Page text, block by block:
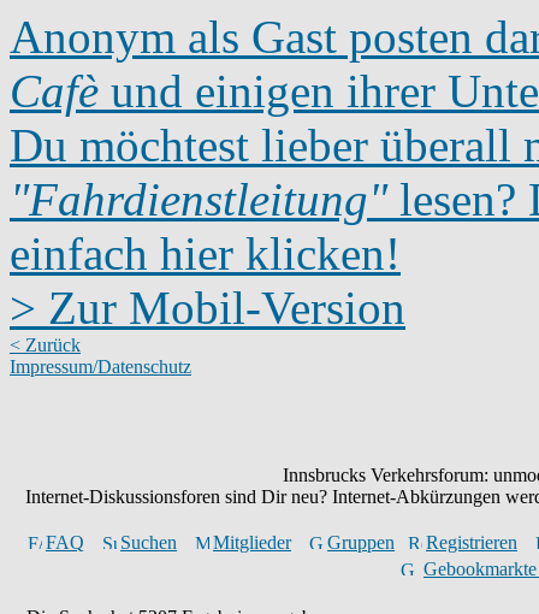
Anonym als Gast posten
Cafè und einigen ihrer
Du möchtest lieber überall
"Fahrdienstleitung"lesen?
einfach hier klicken!
> Zur Mobil-Version
< Zurück
Impressum/Datenschutz
Innsbrucks Verkehrsforum:
Internet-Diskussionsforen sind Dir neu? Internet-Abkürzungen
FAQ Suchen Mitglieder Gruppen
Registrieren